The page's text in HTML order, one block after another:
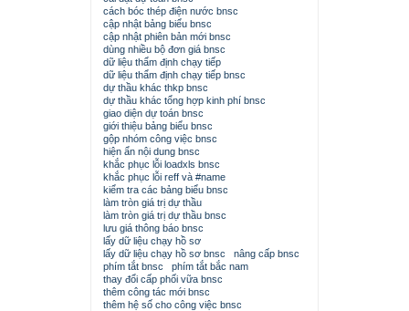
cách bóc thép điện nước bnsc
cập nhật bảng biểu bnsc
cập nhật phiên bản mới bnsc
dùng nhiều bộ đơn giá bnsc
dữ liệu thẩm định chạy tiếp
dữ liệu thẩm định chạy tiếp bnsc
dự thầu khác thkp bnsc
dự thầu khác tổng hợp kinh phí bnsc
giao diện dự toán bnsc
giới thiệu bảng biểu bnsc
gộp nhóm công việc bnsc
hiện ẩn nội dung bnsc
khắc phục lỗi loadxls bnsc
khắc phục lỗi reff và #name
kiểm tra các bảng biểu bnsc
làm tròn giá trị dự thầu
làm tròn giá trị dự thầu bnsc
lưu giá thông báo bnsc
lấy dữ liệu chạy hồ sơ
lấy dữ liệu chạy hồ sơ bnsc
nâng cấp bnsc
phím tắt bnsc
phím tắt bắc nam
thay đổi cấp phối vữa bnsc
thêm công tác mới bnsc
thêm hệ số cho công việc bnsc